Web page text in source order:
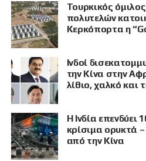
Τουρκικός
πολυτελών
Κερκόπορτα η
Ινδοί
την Κίνα στην
λίθιο, χαλκό και
Η Ινδία επενδύει
κρίσιμα ορυκτά
από την Κίνα